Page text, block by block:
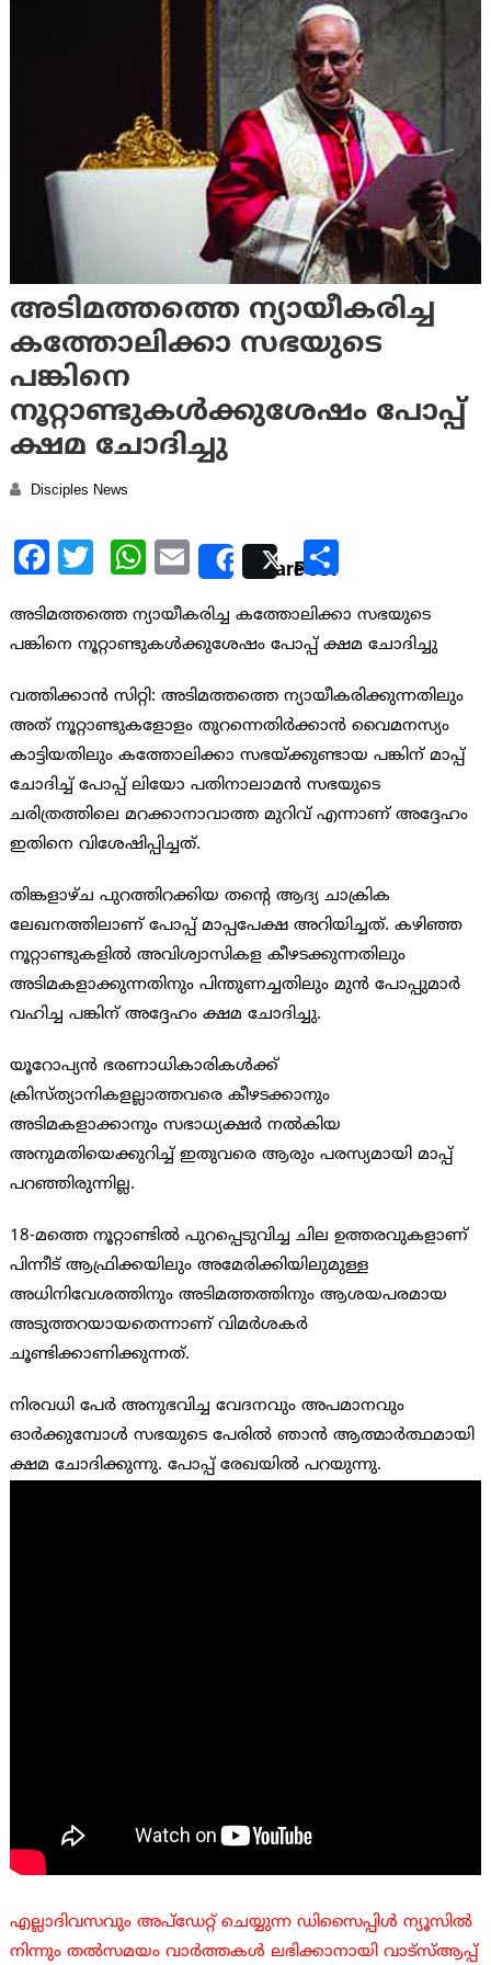
അടിമത്തത്തെ ന്യായീകരിച്ച
കത്തോലിക്കാ സഭയുടെ
പങ്കിനെ
നൂറ്റാണ്ടുകള്‍ക്കുശേഷം പോപ്പ്
ക്ഷമ ചോദിച്ചു
Disciples News
Facebook
TwitterWhatsApp
EmailSharePostShare
അടിമത്തത്തെ ന്യായീകരിച്ച കത്തോലിക്കാ സഭയുടെ
പങ്കിനെ നൂറ്റാണ്ടുകള്‍ക്കുശേഷം പോപ്പ് ക്ഷമ ചോദിച്ചു
വത്തിക്കാന്‍ സിറ്റി: അടിമത്തത്തെ ന്യായീകരിക്കുന്നതിലും
അത് നൂറ്റാണ്ടുകളോളം തുറന്നെതിര്‍ക്കാന്‍ വൈമനസ്യം
കാട്ടിയതിലും കത്തോലിക്കാ സഭയ്ക്കുണ്ടായ പങ്കിന് മാപ്പ്
ചോദിച്ച് പോപ്പ് ലിയോ പതിനാലാമന്‍ സഭയുടെ
ചരിത്രത്തിലെ മറക്കാനാവാത്ത മുറിവ് എന്നാണ് അദ്ദേഹം
ഇതിനെ വിശേഷിപ്പിച്ചത്.
തിങ്കളാഴ്ച പുറത്തിറക്കിയ തന്റെ ആദ്യ ചാക്രിക
ലേഖനത്തിലാണ് പോപ്പ് മാപ്പപേക്ഷ അറിയിച്ചത്. കഴിഞ്ഞ
നൂറ്റാണ്ടുകളില്‍ അവിശ്വാസികള കീഴടക്കുന്നതിലും
അടിമകളാക്കുന്നതിനും പിന്തുണച്ചതിലും മുന്‍ പോപ്പുമാര്‍
വഹിച്ച പങ്കിന് അദ്ദേഹം ക്ഷമ ചോദിച്ചു.
യൂറോപ്യന്‍ ഭരണാധികാരികള്‍ക്ക്
ക്രിസ്ത്യാനികളല്ലാത്തവരെ കീഴടക്കാനും
അടിമകളാക്കാനും സഭാധ്യക്ഷര്‍ നല്‍കിയ
അനുമതിയെക്കുറിച്ച് ഇതുവരെ ആരും പരസ്യമായി മാപ്പ്
പറഞ്ഞിരുന്നില്ല.
18-മത്തെ നൂറ്റാണ്ടില്‍ പുറപ്പെടുവിച്ച ചില ഉത്തരവുകളാണ്
പിന്നീട് ആഫ്രിക്കയിലും അമേരിക്കിയിലുമുള്ള
അധിനിവേശത്തിനും അടിമത്തത്തിനും ആശയപരമായ
അടുത്തറയായതെന്നാണ് വിമര്‍ശകര്‍
ചൂണ്ടിക്കാണിക്കുന്നത്.
നിരവധി പേര്‍ അനുഭവിച്ച വേദനവും അപമാനവും
ഓര്‍ക്കുമ്പോള്‍ സഭയുടെ പേരില്‍ ഞാന്‍ ആത്മാര്‍ത്ഥമായി
ക്ഷമ ചോദിക്കുന്നു. പോപ്പ് രേഖയില്‍ പറയുന്നു.
എല്ലാദിവസവും അപ്ഡേറ്റ് ചെയ്യുന്ന ഡിസൈപ്പിൾ ന്യൂസിൽ
നിന്നും തൽസമയം വാർത്തകൾ ലഭിക്കാനായി വാട്സ്ആപ്പ്